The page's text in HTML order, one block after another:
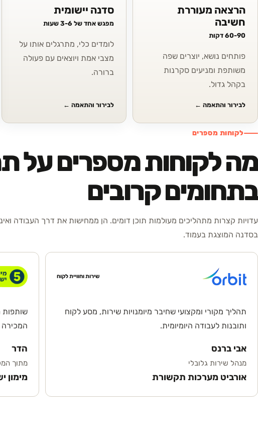
הרצאה מעוררת
חשיבה
60-90 דקות
פותחים נושא, יוצרים שפה
משותפת ומניעים סקרנות
בקהל גדול.
לבירור והתאמה ←
סדנה יישומית
מפגש אחד של 3-6 שעות
לומדים כלי, מתרגלים אותו על
מצבי אמת ויוצאים עם פעולה
ברורה.
לבירור והתאמה←
לקוחות מספרים
מה לקוחות מספרים על
בתחומים קרובים
עדויות קצרות מתהליכים מעולמות תוכן דומים. הן ממחישות את דרך העבודה
בסדנה המוצגת בעמוד.
שירות וחוויית לקוח
תהליך מקורי ומקצועי שחיבר מיומנויות שירות, מסע לקוח
ותובנות לעבודה היומיומית.
אבי ברנס
מנהל שירות גלובלי
אורביט מערכות תקשורת
שותפות
המכירה
הדר
מתוך
מימון